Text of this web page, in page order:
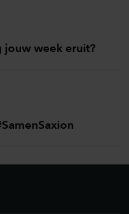
jouw week eruit?